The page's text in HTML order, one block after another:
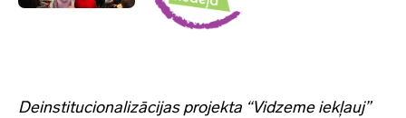
Deinstitucionalizācijas projekta “Vidzeme iekļauj”